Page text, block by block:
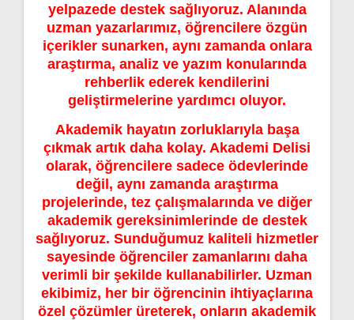
yelpazede destek sağlıyoruz. Alanında
uzman yazarlarımız, öğrencilere özgün
içerikler sunarken, aynı zamanda onlara
araştırma, analiz ve yazım konularında
rehberlik ederek kendilerini
geliştirmelerine yardımcı oluyor.
Akademik hayatın zorluklarıyla başa
çıkmak artık daha kolay. Akademi Delisi
olarak, öğrencilere sadece ödevlerinde
değil, aynı zamanda araştırma
projelerinde, tez çalışmalarında ve diğer
akademik gereksinimlerinde de destek
sağlıyoruz. Sunduğumuz kaliteli hizmetler
sayesinde öğrenciler zamanlarını daha
verimli bir şekilde kullanabilirler. Uzman
ekibimiz, her bir öğrencinin ihtiyaçlarına
özel çözümler üreterek, onların akademik